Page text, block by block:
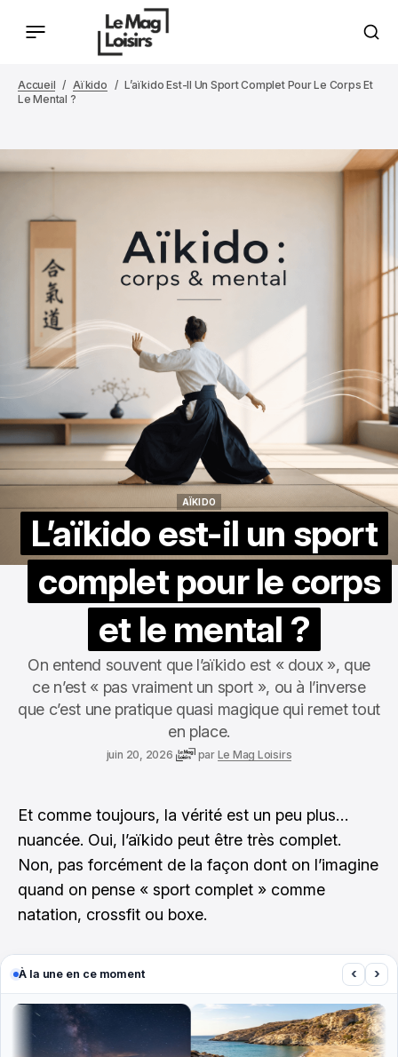
Accueil Aïkido
L’aïkido Est-Il Un Sport Complet Pour Le Corps Et
Le Mental ?
AÏKIDO
L’aïkido est-il un sport
complet pour le corps
et le mental ?
On entend souvent que l’aïkido est « doux », que
ce n’est « pas vraiment un sport », ou à l’inverse
que c’est une pratique quasi magique qui remet tout
en place.
juin 20, 2026 par Le Mag Loisirs
Et comme toujours, la vérité est un peu plus…
nuancée. Oui, l’aïkido peut être très complet.
Non, pas forcément de la façon dont on l’imagine
quand on pense « sport complet » comme
natation, crossfit ou boxe.
À la une en ce moment ‹ ›